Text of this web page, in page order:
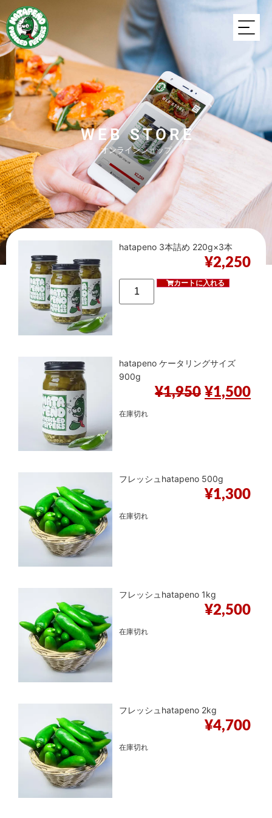
WEB STORE
オンラインショップ
hatapeno 3本詰め 220g×3本
¥2,250
カートに入れる
hatapeno ケータリングサイズ
900g
¥1,950 ¥1,500
在庫切れ
フレッシュhatapeno 500g
¥1,300
在庫切れ
フレッシュhatapeno 1kg
¥2,500
在庫切れ
フレッシュhatapeno 2kg
¥4,700
在庫切れ